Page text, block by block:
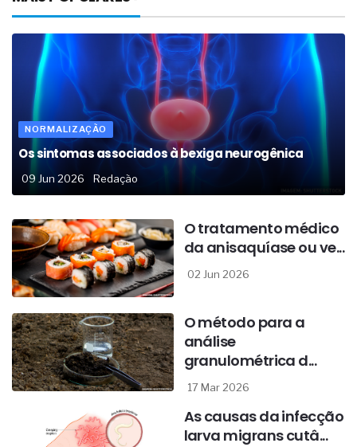
NORMALIZAÇÃO
Os sintomas associados à bexiga neurogênica
09 Jun 2026 Redação
O tratamento médico
da anisaquíase ou ve...
02 Jun 2026
O método para a
análise
granulométrica d...
17 Mar 2026
As causas da infecção
larva migrans cutâ...